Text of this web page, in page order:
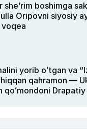
she’rim boshimga
Oripovni siyosiy
yorib oʻtgan va
qahramon —
qoʻmondoni